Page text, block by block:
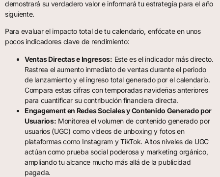
demostrará su verdadero valor e informará tu estrategia para el año
siguiente.
Para evaluar el impacto total de tu calendario, enfócate en unos
pocos indicadores clave de rendimiento:
Ventas Directas e Ingresos: Este es el indicador más directo.
Rastrea el aumento inmediato de ventas durante el periodo
de lanzamiento y el ingreso total generado por el calendario.
Compara estas cifras con temporadas navideñas anteriores
para cuantificar su contribución financiera directa.
Engagement en Redes Sociales y Contenido Generado por
Usuarios: Monitorea el volumen de contenido generado por
usuarios (UGC) como videos de unboxing y fotos en
plataformas como Instagram y TikTok. Altos niveles de UGC
actúan como prueba social poderosa y marketing orgánico,
ampliando tu alcance mucho más allá de la publicidad
pagada.